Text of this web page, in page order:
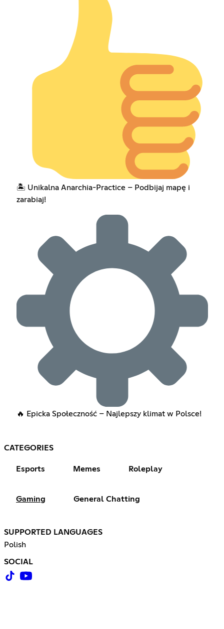
🏝️ Unikalna Anarchia-Practice – Podbijaj mapę i
zarabiaj!
🔥 Epicka Społeczność – Najlepszy klimat w Polsce!
CATEGORIES
Esports Memes Roleplay
Gaming General Chatting
SUPPORTED LANGUAGES
Polish
SOCIAL